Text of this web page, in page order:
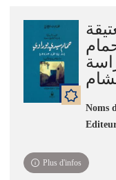
Noms
Plus d'infos